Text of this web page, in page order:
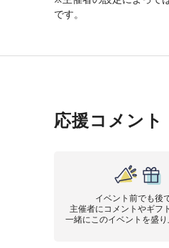
です。
応援コメント
イベント前でも後
主催者にコメントやギフ
一緒にこのイベントを盛り